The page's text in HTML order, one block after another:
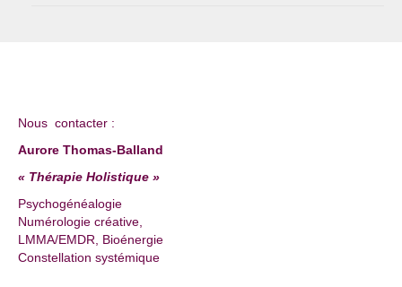
Nous contacter :
Aurore Thomas-Balland
« Thérapie Holistique »
Psychogénéalogie
Numérologie créative,
LMMA/EMDR, Bioénergie
Constellation systémique